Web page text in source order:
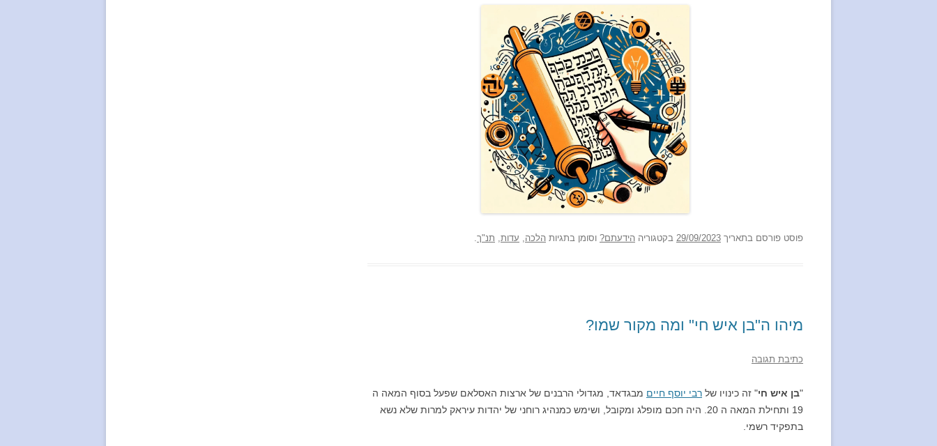
פוסט פורסם בתאריך 29/09/2023 בקטגוריה הידעתם? וסומן בתגיות הלכה עדות תנ"ך
מיהו ה"בן איש חי" ומה מקור שמו?
כתיבת תגובה
"בן איש חי" זה כינויו של רבי יוסף חיים מבגדאד, מגדולי הרבנים של ארצות האסלאם שפעל בסוף המאה ה
19 ותחילת המאה ה 20. היה חכם מופלג ומקובל, ושימש כמנהיג רוחני של יהדות עיראק למרות שלא נשא
בתפקיד רשמי.